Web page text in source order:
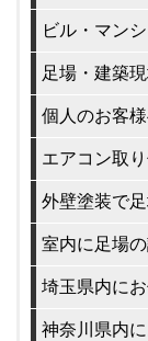
ビル・マン
足場・建築
個人のお客
エアコン取
外壁塗装で
室内に足場
埼玉県内に
神奈川県内